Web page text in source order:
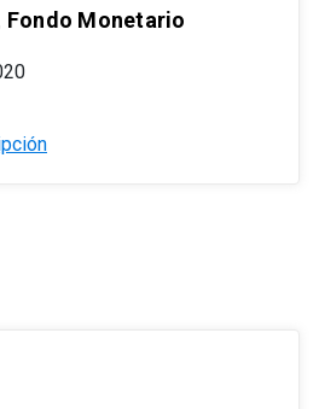
Fondo Monetario